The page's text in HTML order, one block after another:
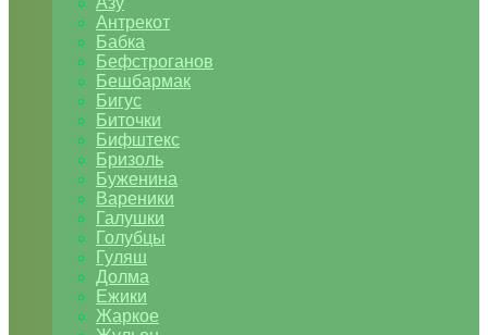
Антрекот
Бабка
Бефстроганов
Бешбармак
Бигус
Биточки
Бифштекс
Бризоль
Буженина
Вареники
Галушки
Голубцы
Гуляш
Долма
Ежики
Жаркое